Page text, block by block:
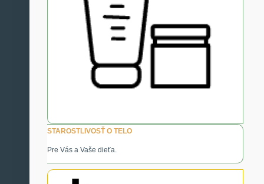
STAROSTLIVOSŤ O TELO
Pre Vás a Vaše dieťa.